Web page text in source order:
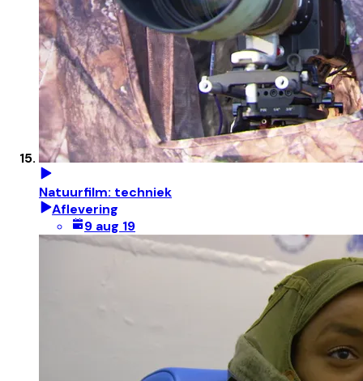
Natuurfilm: techniek
Aflevering
9 aug 19